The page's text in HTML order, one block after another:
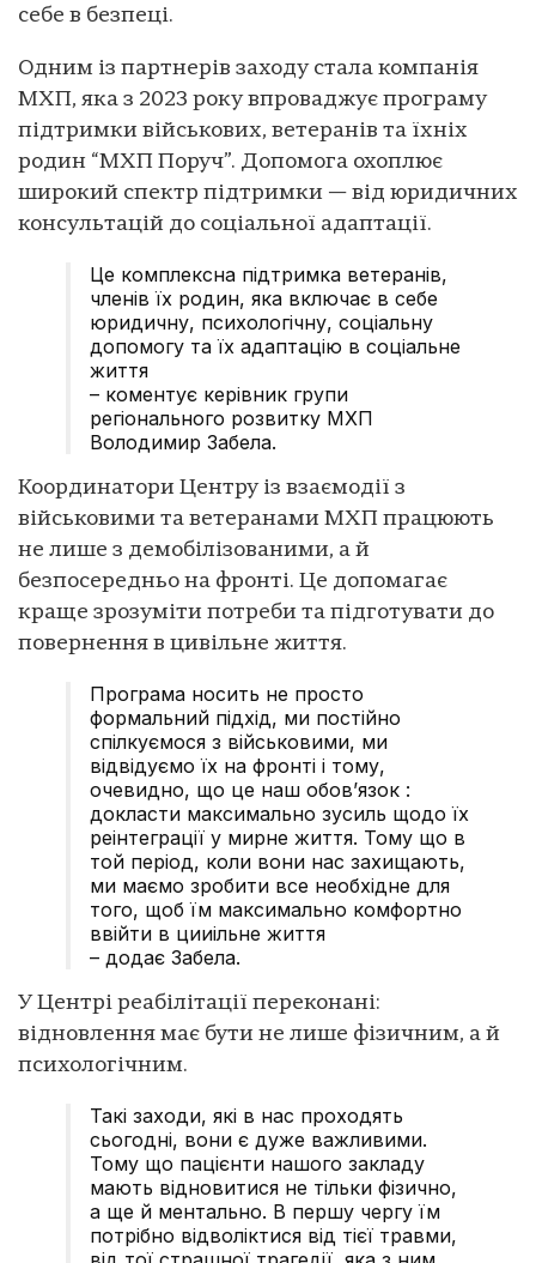
себе в безпеці.
Одним із партнерів заходу стала компанія
МХП, яка з 2023 року впроваджує програму
підтримки військових, ветеранів та їхніх
родин “МХП Поруч”. Допомога охоплює
широкий спектр підтримки — від юридичних
консультацій до соціальної адаптації.
Це комплексна підтримка ветеранів,
членів їх родин, яка включає в себе
юридичну, психологічну, соціальну
допомогу та їх адаптацію в соціальне
життя
– коментує керівник групи
регіонального розвитку МХП
Володимир Забела.
Координатори Центру із взаємодії з
військовими та ветеранами МХП працюють
не лише з демобілізованими, а й
безпосередньо на фронті. Це допомагає
краще зрозуміти потреби та підготувати до
повернення в цивільне життя.
Програма носить не просто
формальний підхід, ми постійно
спілкуємося з військовими, ми
відвідуємо їх на фронті і тому,
очевидно, що це наш обов’язок :
докласти максимально зусиль щодо їх
реінтеграції у мирне життя. Тому що в
той період, коли вони нас захищають,
ми маємо зробити все необхідне для
того, щоб їм максимально комфортно
ввійти в цииільне життя
– додає Забела.
У Центрі реабілітації переконані:
відновлення має бути не лише фізичним, а й
психологічним.
Такі заходи, які в нас проходять
сьогодні, вони є дуже важливими.
Тому що пацієнти нашого закладу
мають відновитися не тільки фізично,
а ще й ментально. В першу чергу їм
потрібно відволіктися від тієї травми,